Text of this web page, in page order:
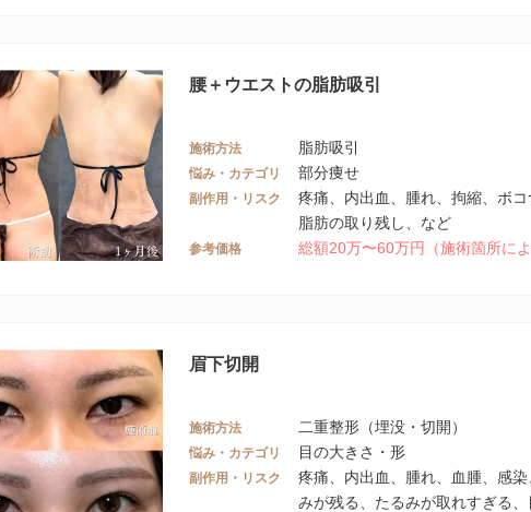
腰＋ウエストの脂肪吸引
施術方法 脂肪吸引
悩み・カテゴリ 部分痩せ
副作用・リスク
疼痛、内出血、腫れ、拘縮、ボコ
脂肪の取り残し、など
参考価格 総額20万〜60万円（施術箇所によ
眉下切開
施術方法 二重整形（埋没・切開）
悩み・カテゴリ 目の大きさ・形
副作用・リスク
疼痛、内出血、腫れ、血腫、感
みが残る、たるみが取れすぎる、